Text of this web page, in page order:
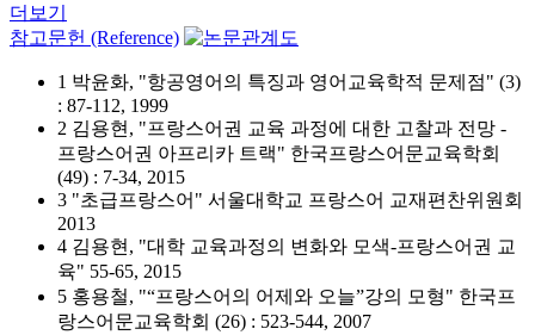
더보기
참고문헌 (Reference)
1 박윤화, "항공영어의 특징과 영어교육학적 문제점" (3)
: 87-112, 1999
2 김용현, "프랑스어권 교육 과정에 대한 고찰과 전망 -
프랑스어권 아프리카 트랙" 한국프랑스어문교육학회
(49) : 7-34, 2015
3 "초급프랑스어" 서울대학교 프랑스어 교재편찬위원회
2013
4 김용현, "대학 교육과정의 변화와 모색-프랑스어권 교
육" 55-65, 2015
5 홍용철, "“프랑스어의 어제와 오늘”강의 모형" 한국프
랑스어문교육학회 (26) : 523-544, 2007